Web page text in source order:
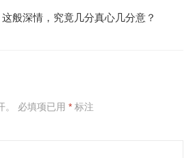
般深情，究竟几分真心几分意？
必填项已用 *标注